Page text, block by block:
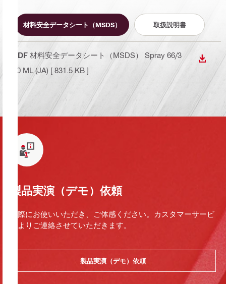
材料安全データシート（MSDS） 取扱説明書
PDF 材料安全データシート（MSDS） Spray 66/3
00 ML (JA) [ 831.5 KB ]
ダウン
製品実演（デモ）依頼
実際にお使いいただき、ご体感ください。カスタマーサービ
スよりご連絡させていただきます。
製品実演（デモ）依頼